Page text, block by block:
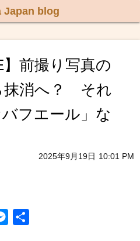
Japan blog
】前撮り写真の
抹消へ？ それ
フエール」な
2025年9月19日 10:01 PM